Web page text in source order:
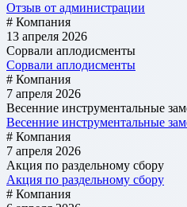
Отзыв от администрации
# Компания
13 апреля 2026
Сорвали аплодисменты
Сорвали аплодисменты
# Компания
7 апреля 2026
Весенние инструментальные
Весенние инструментальные
# Компания
7 апреля 2026
Акция по раздельному сбору
Акция по раздельному сбору
# Компания